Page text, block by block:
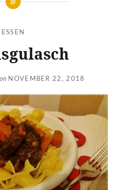
ESSEN
on NOVEMBER 22, 2018